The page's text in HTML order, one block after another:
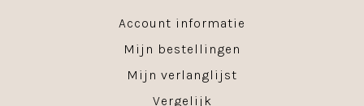
Account informatie
Mijn bestellingen
Mijn verlanglijst
Vergelijk